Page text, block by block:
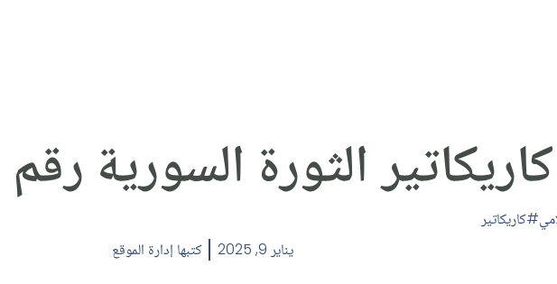
كاريكاتير الثورة السورية رقم
كاريكاتير
يناير 9, 2025
كتبها إدارة الموقع